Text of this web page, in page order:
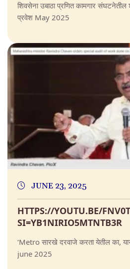
शिवसेना उबाठा प्रणित कामगार संघटनेतील
प्रवेश May 2025
JUNE 23, 2025
HTTPS://YOUTU.BE/
SI=YB1NIRIO5MTNTB3R
‘Metro सारखे दरवाजे करता येतील का,
june 2025